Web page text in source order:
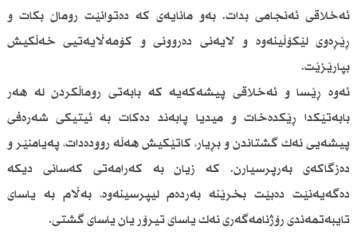
ئەخلاقی ئەنجامی بدات. بەو مانایەی كە دەتوانێت روماڵ بكات و
ڕێڕەوی لێكۆڵینەوە و لایەنی دەروونی و كۆمەڵایەتیی خەڵكیش
بپارێزێت.
ئەوە ڕێسا و ئەخلاقی پیشەكەیە كە بابەتی روماڵكردن لە هەر
بابەتێكدا ڕێكدەخات و میدیا پابەند دەكات بە ئیتیكی شەرەفی
پیشەیی نەك گشتاندن و بڕیار، كاتێكیش هەڵە روودەدات، پەیامنێر و
دەزگاكەی بەرپرسیارن. كە زیان بە كەرامەتی كەسانی دیكە
دەگەیەنێت دەبێت بخرێنە بەردەم لیپرسینەوە، بەڵام بە یاسای
تایبەتمەندی رۆژنامەگەری نەك یاسای تیرۆر یان یاسای گشتی.